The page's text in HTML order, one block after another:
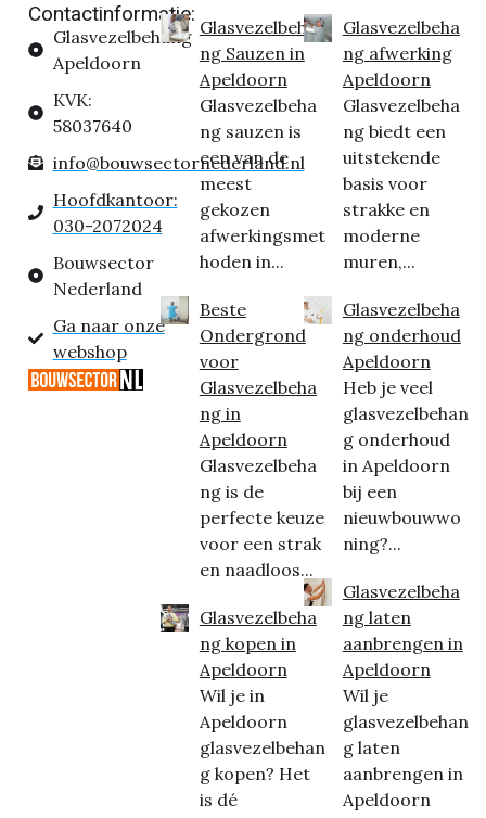
Contactinformatie:
Glasvezelbehang
Apeldoorn
KVK:
58037640
info@bouwsectornederland.nl
Hoofdkantoor:
030-2072024
Bouwsector
Nederland
Ga naar onze
webshop
Glasvezelbeha
ng Sauzen in
Apeldoorn
Glasvezelbeha
ng sauzen is
een van de
meest
gekozen
afwerkingsmet
hoden in...
Beste
Ondergrond
voor
Glasvezelbeha
ng in
Apeldoorn
Glasvezelbeha
ng is de
perfecte keuze
voor een strak
en naadloos...
Glasvezelbeha
ng kopen in
Apeldoorn
Wil je in
Apeldoorn
glasvezelbehan
g kopen? Het
is dé
Glasvezelbeha
ng afwerking
Apeldoorn
Glasvezelbeha
ng biedt een
uitstekende
basis voor
strakke en
moderne
muren,...
Glasvezelbeha
ng onderhoud
Apeldoorn
Heb je veel
glasvezelbehan
g onderhoud
in Apeldoorn
bij een
nieuwbouwwo
ning?...
Glasvezelbeha
ng laten
aanbrengen in
Apeldoorn
Wil je
glasvezelbehan
g laten
aanbrengen in
Apeldoorn